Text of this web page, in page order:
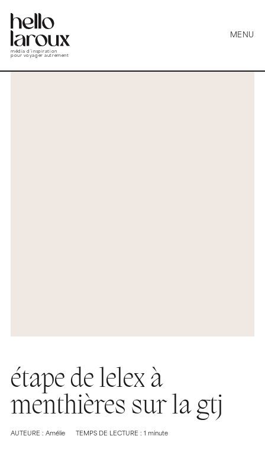
média d’inspiration
pour voyager autrement
MENU
étape de lelex à
menthières sur la gtj
AUTEURE : Amélie TEMPS DE LECTURE : 1 minute